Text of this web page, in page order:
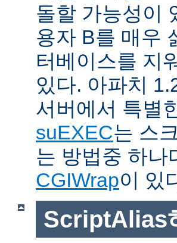
돌할 가능성이
용자 B를 매우
터베이스를 지
있다. 아파치
서버에서 특별
suEXEC는 스
는 방법중 하나
CGIWrap이 있
ScriptAlias